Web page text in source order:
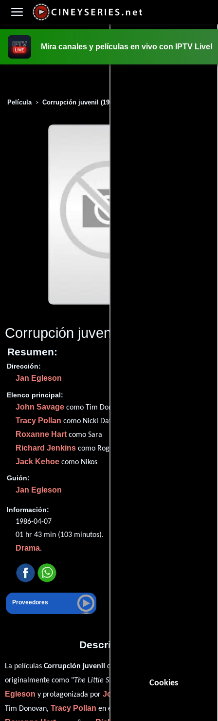
Cookies
Mira canales y películas en vivo con IPTV Live!
Película > Corrupción juvenil (1986)
Corrupción juvenil
Resumen:
Dirección:
Jan Egleson
Elenco principal:
John Savage como Tim Donovan
Tracy Pollan como Nicki Davis
Roxanne Hartcomo Sara
Richard Jenkins como Roger Davis
Jack Kehoe como Nikos
Guión:
Jan Egleson
Información:
1986-04-07
01 hr 43 min (103 minutos).
Drama.
Proveedores
Descripción
La películas Corrupción juvenil del año 1986, conocida
originalmente como "The Little Sister ", está dirigida por
Egleson y protagonizada por John Savage
Tim Donovan, Tracy Pollan en el papel de Nicki Davis,